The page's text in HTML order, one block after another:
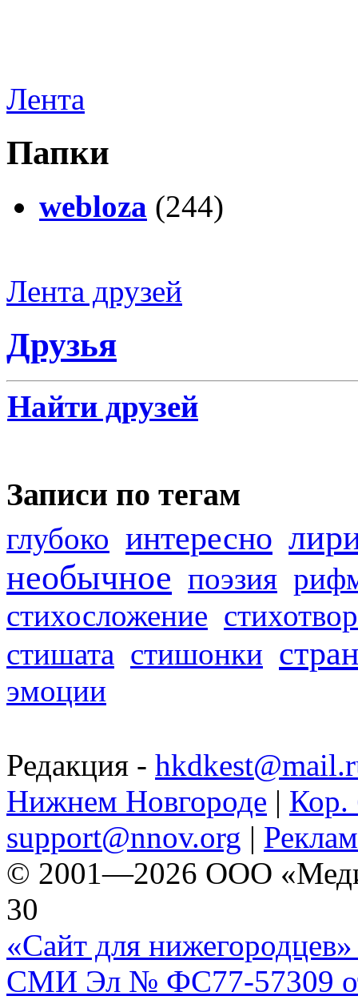
Лента
Папки
webloza (244)
Лента друзей
Друзья
Найти друзей
Записи по тегам
глубоко интересно
необычное поэзия
стихосложение
стишата стишонки
эмоции
Редакция -
Нижнем Новгороде | Кор.
support@nnov.org |
© 2001—2026 ООО
30
«Сайт для нижегородцев»
СМИ Эл № ФС77-57309